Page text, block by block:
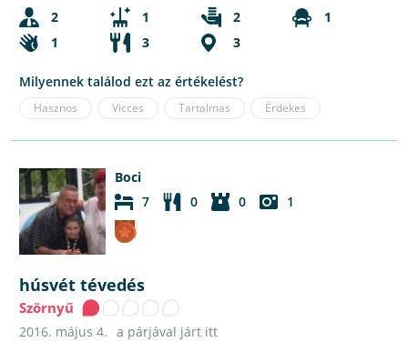
2
1 2
1
1
3 3
Milyennek találod ezt az értékelést?
Hasznos Vicces Tartalmas Érdekes
Boci
7
0 0 1
húsvét tévedés
Szörnyű
2016. május 4. a párjával járt itt